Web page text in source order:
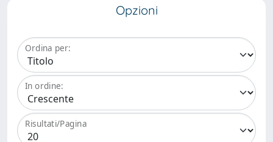
Opzioni
Ordina per:
In ordine:
Risultati/Pagina